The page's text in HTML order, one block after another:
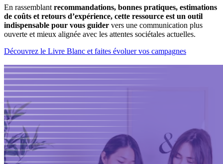
En rassemblant recommandations, bonnes pratiques, estimations
de coûts et retours d’expérience, cette ressource est un outil
indispensable pour vous guider vers une communication plus
ouverte et mieux alignée avec les attentes sociétales actuelles.
Découvrez le Livre Blanc et faites évoluer vos campagnes